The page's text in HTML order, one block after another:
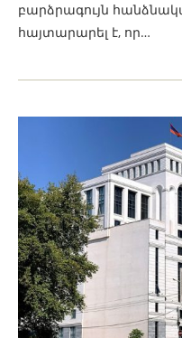
բարձրագույն
հայտարարել է, որ…